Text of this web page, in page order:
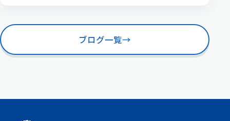
ブログ一覧→